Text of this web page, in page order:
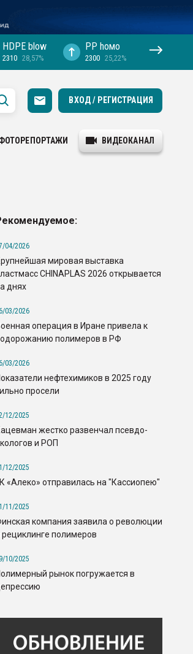
HDPE blow
2310 28,57%
PP hомо
2300 25,22%
ВХОД / РЕГИСТРАЦИЯ
ВИДЕОКАНАЛ
04/2026
мировая выставка
CHINAPLAS 2026 открывается
днях
03/2026
операция в Иране привела к
полимеров в РФ
03/2026
нефтехимиков в 2025 году
просели
12/2025
жестко развенчал псевдо-
и РОП
12/2025
«Алеко» отправилась на "Кассиопею"
11/2025
компания заявила о революции
рециклинге полимеров
10/2025
рынок погружается в